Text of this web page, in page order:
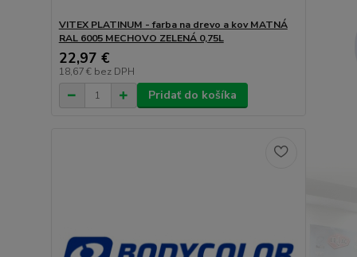
VITEX PLATINUM - farba na drevo a kov MATNÁ
RAL 6005 MECHOVO ZELENÁ 0,75L
22,97 €
18,67 € bez DPH
Pridať do košíka